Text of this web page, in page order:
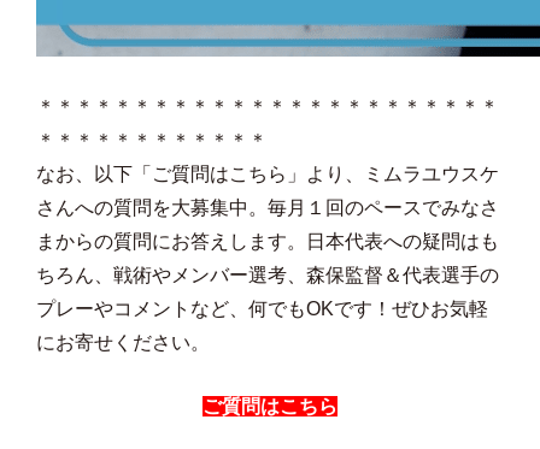
＊＊＊＊＊＊＊＊＊＊＊＊＊＊＊＊＊＊＊＊＊＊＊＊
＊＊＊＊＊＊＊＊＊＊＊＊
なお、以下「ご質問はこちら」より、ミムラユウスケ
さんへの質問を大募集中。毎月１回のペースでみなさ
まからの質問にお答えします。日本代表への疑問はも
ちろん、戦術やメンバー選考、森保監督＆代表選手の
プレーやコメントなど、何でもOKです！ぜひお気軽
にお寄せください。
ご質問はこちら